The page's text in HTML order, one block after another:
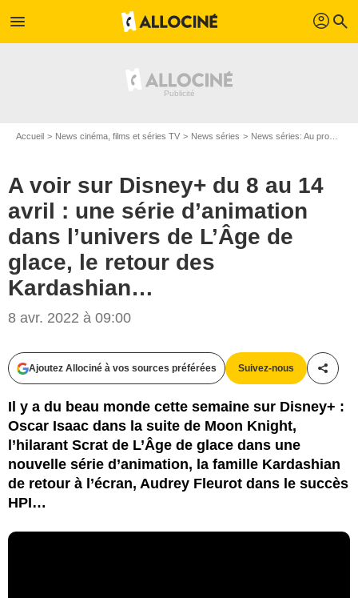
menu profil search
Accueil News cinéma, films et séries TV News séries News séries: Au programme
A voir sur Disney+ du 8 au 14
avril : une série d’animation
dans l’univers de L’Âge de
glace, le retour des
Kardashian…
8 avr. 2022 à 09:00
Ajoutez Allociné à vos sources préférées Suivez-nous
Il y a du beau monde cette semaine sur Disney+ :
Oscar Isaac dans la suite de Moon Knight,
l’hilarant Scrat de L’Âge de glace dans une
nouvelle série d’animation, la famille Kardashian
de retour à l’écran, Audrey Fleurot dans le succès
HPI…